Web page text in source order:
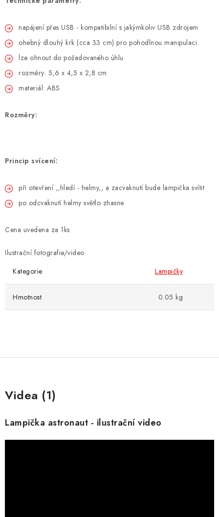
napájení přes USB - kompatibilní s jakýmkoliv USB zdrojem
ohebný dlouhý krk (cca 33 cm) pro pohodlnou manipulaci
lze ohnout do požadovaného úhlu
rozměry: 5,6 x 4,5 x 2,8 cm
materiál: ABS
Rozměry:
Princip svícení:
při otevření ,,hledí - helmy,, a zacvaknutí bude lampička svítit
po odcvaknutí helmy světlo zhasne
Cena uvedena za 1ks
Ilustrační fotografie/video
Kategorie
Lampičky
Hmotnost 0.05 kg
Videa (1)
Lampička astronaut - ilustrační video